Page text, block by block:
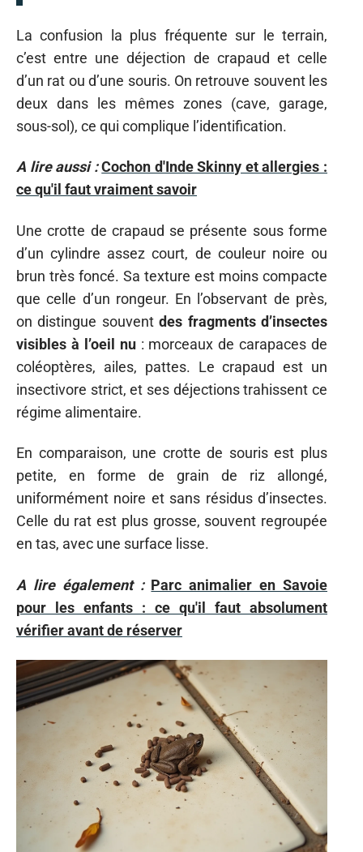
La confusion la plus fréquente sur le terrain,
c’est entre une déjection de crapaud et celle
d’un rat ou d’une souris. On retrouve souvent les
deux dans les mêmes zones (cave, garage,
sous-sol), ce qui complique l’identification.
A lire aussi : Cochon d'Inde Skinny et allergies :
ce qu'il faut vraiment savoir
Une crotte de crapaud se présente sous forme
d’un cylindre assez court, de couleur noire ou
brun très foncé. Sa texture est moins compacte
que celle d’un rongeur. En l’observant de près,
on distingue souventdes fragments d’insectes
visibles à l’oeil nu: morceaux de carapaces de
coléoptères, ailes, pattes. Le crapaud est un
insectivore strict, et ses déjections trahissent ce
régime alimentaire.
En comparaison, une crotte de souris est plus
petite, en forme de grain de riz allongé,
uniformément noire et sans résidus d’insectes.
Celle du rat est plus grosse, souvent regroupée
en tas, avec une surface lisse.
A lire également : Parc animalier en Savoie
pour les enfants : ce qu'il faut absolument
vérifier avant de réserver